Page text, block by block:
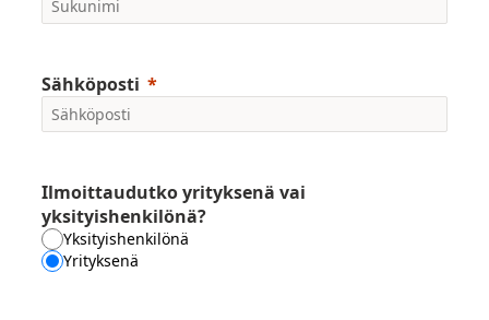
Sähköposti
Ilmoittaudutko yrityksenä vai
yksityishenkilönä?
Yksityishenkilönä
Yrityksenä